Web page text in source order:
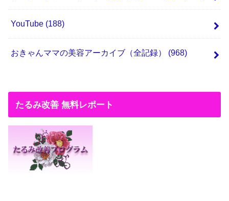
YouTube (188)
おきゃんママの美容アーカイブ（全記録） (968)
たるみ改善 無料レポート